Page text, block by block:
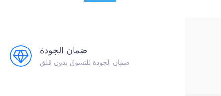
ضمان الجودة
ضمان الجودة للتسوق بدون قلق